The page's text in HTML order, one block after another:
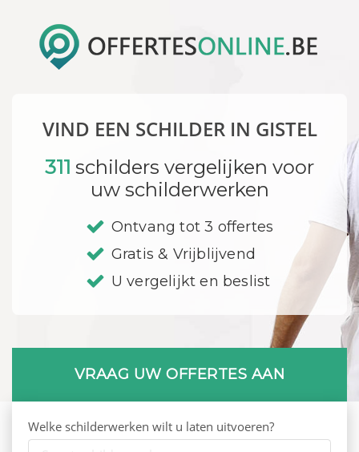
VIND EEN SCHILDER IN GISTEL
311 schilders vergelijken voor
uw schilderwerken
Ontvang tot 3 offertes
Gratis & Vrijblijvend
U vergelijkt en beslist
VRAAG UW OFFERTES AAN
Welke schilderwerken wilt u laten uitvoeren?